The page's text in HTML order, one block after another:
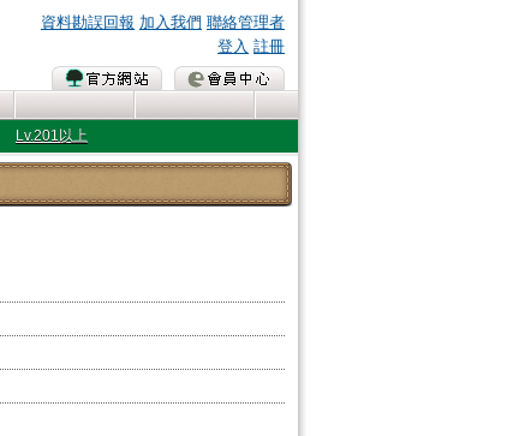
資料勘誤回報 加入我們 聯絡管理者
登入 註冊
Lv.201以上